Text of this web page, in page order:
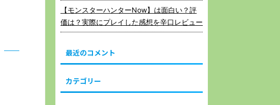
【モンスターハンターNow】は面白い？評
価は？実際にプレイした感想を辛口レビュー
最近のコメント
カテゴリー